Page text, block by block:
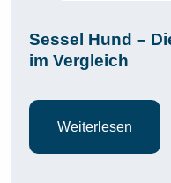
Sessel Hund –
im Vergleich
Weiterlesen